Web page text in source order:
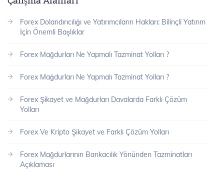
Forex Dolandırıcılığı ve Yatırımcıların Hakları: Bilinçli Yatırım
İçin Önemli Başlıklar
Forex Mağdurları Ne Yapmalı Tazminat Yolları ?
Forex Mağdurları Ne Yapmalı Tazminat Yolları ?
Forex Şikayet ve Mağdurları Davalarda Farklı Çözüm
Yolları
Forex Ve Kripto Şikayet ve Farklı Çözüm Yolları
Forex Mağdurlarının Bankacılık Yönünden Tazminatları
Açıklaması